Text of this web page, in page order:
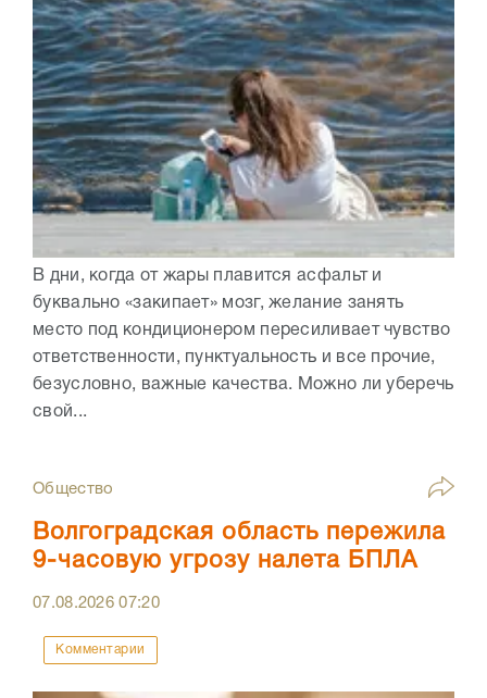
В дни, когда от жары плавится асфальт и
буквально «закипает» мозг, желание занять
место под кондиционером пересиливает чувство
ответственности, пунктуальность и все прочие,
безусловно, важные качества. Можно ли уберечь
свой...
Общество
Волгоградская область пережила
9-часовую угрозу налета БПЛА
07.08.202607:20
Комментарии